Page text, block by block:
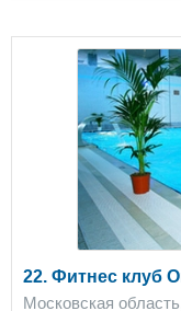
22. Фитнес клуб
Московская